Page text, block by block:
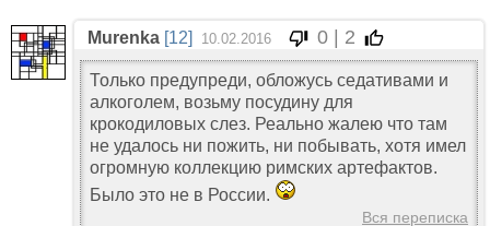
Murenka [12] 10.02.2016 0 | 2
Только предупреди, обложусь седативами и
алкоголем, возьму посудину для
крокодиловых слез. Реально жалею что там
не удалось ни пожить, ни побывать, хотя имел
огромную коллекцию римских артефактов.
Было это не в России.
Вся переписка